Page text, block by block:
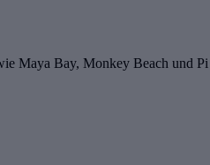
Maya Bay, Monkey Beach und